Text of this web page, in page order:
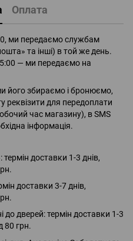
Оплата
ми передаємо службам
та інші) в той же день.
— ми передаємо на
його збираємо і бронюємо,
реквізити для передоплати
час магазину), в SMS
інформація.
доставки 1-3 днів,
доставки 3-7 днів,
до дверей: термін доставки 1-3
80 грн.